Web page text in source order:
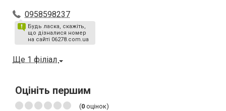
0958598237
Будь ласка, скажіть,
що дізналися номер
на сайті 06278.com.ua
Ще 1 філіал
Оцініть першим
(0 оцінок)